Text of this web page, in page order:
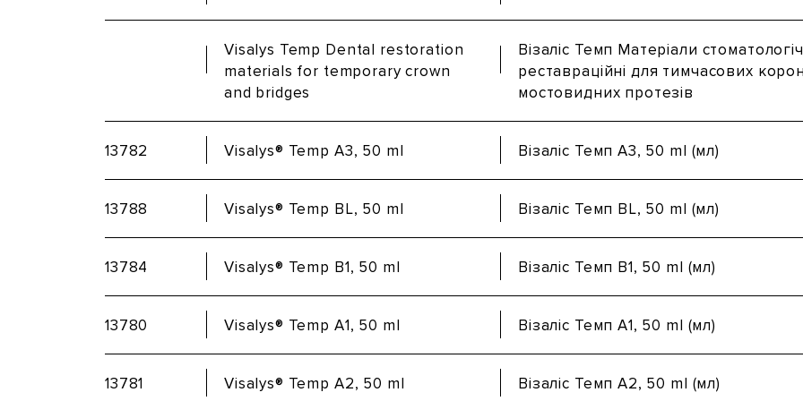
Visalys Temp Dental restoration
materials for temporary crown
and bridges
Візаліс Темп Матеріали
реставраційні для тимчасових
мостовидних протезів
13782 Visalys® Temp A3, 50 ml Візаліс Темп А3, 50 ml (мл)
13788 Visalys® Temp BL, 50 ml Візаліс Темп BL, 50 ml (мл)
13784 Visalys® Temp B1, 50 ml Візаліс Темп B1, 50 ml (мл)
13780 Visalys® Temp A1, 50 ml Візаліс Темп А1, 50 ml (мл)
13781 Visalys® Temp A2, 50 ml Візаліс Темп А2, 50 ml (мл)